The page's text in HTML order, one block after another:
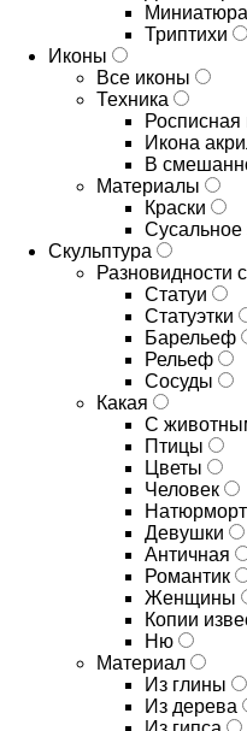
Миниатюра
Триптихи
Иконы
Все иконы
Техника
Росписная
Икона
В
Материалы
Краски
Сусальное
Скульптура
Разновидности
Статуи
Статуэтки
Барельеф
Рельеф
Сосуды
Какая
С
Птицы
Цветы
Человек
Натюрморт
Девушки
Античная
Романтик
Женщины
Копии
Ню
Материал
Из глины
Из дерева